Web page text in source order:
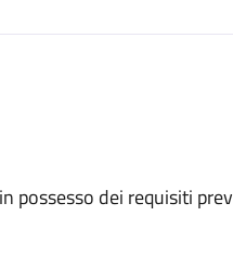
possesso dei requisiti